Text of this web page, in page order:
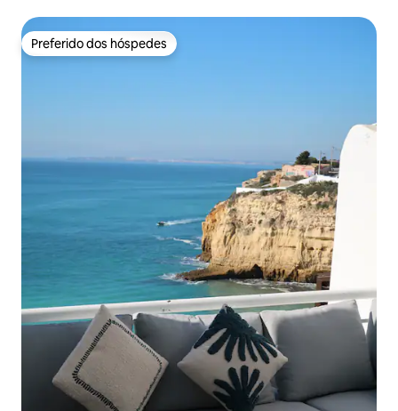
Preferido dos hóspedes
Preferido dos hóspedes